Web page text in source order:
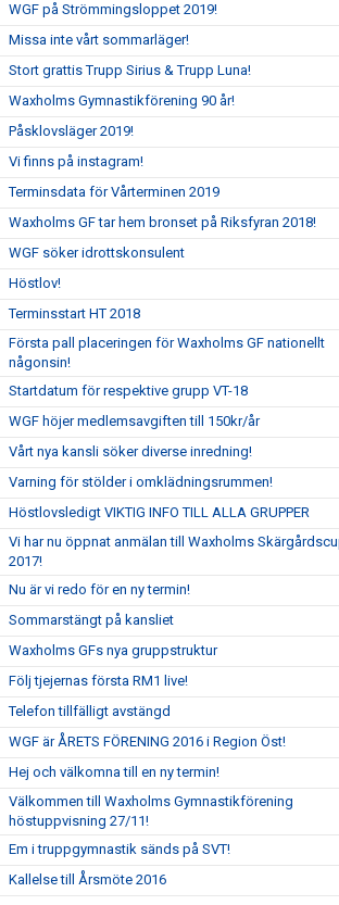
WGF på Strömmingsloppet 2019!
Missa inte vårt sommarläger!
Stort grattis Trupp Sirius & Trupp Luna!
Waxholms Gymnastikförening 90 år!
Påsklovsläger 2019!
Vi finns på instagram!
Terminsdata för Vårterminen 2019
Waxholms GF tar hem bronset på Riksfyran 2018!
WGF söker idrottskonsulent
Höstlov!
Terminsstart HT 2018
Första pall placeringen för Waxholms GF nationellt
någonsin!
Startdatum för respektive grupp VT-18
WGF höjer medlemsavgiften till 150kr/år
Vårt nya kansli söker diverse inredning!
Varning för stölder i omklädningsrummen!
Höstlovsledigt VIKTIG INFO TILL ALLA GRUPPER
Vi har nu öppnat anmälan till Waxholms
2017!
Nu är vi redo för en ny termin!
Sommarstängt på kansliet
Waxholms GFs nya gruppstruktur
Följ tjejernas första RM1 live!
Telefon tillfälligt avstängd
WGF är ÅRETS FÖRENING 2016 i Region Öst!
Hej och välkomna till en ny termin!
Välkommen till Waxholms Gymnastikförening
höstuppvisning 27/11!
Em i truppgymnastik sänds på SVT!
Kallelse till Årsmöte 2016